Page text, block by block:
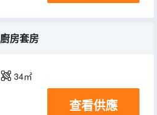
廚房套房
34㎡
查看供應